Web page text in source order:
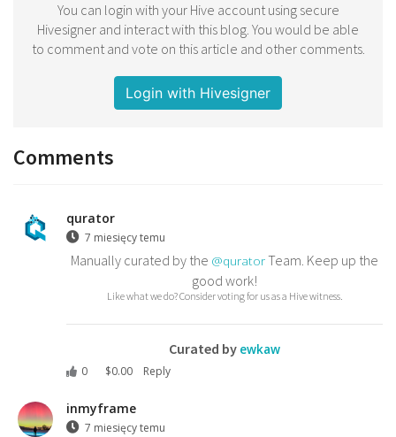
You can login with your Hive account using secure
Hivesigner and interact with this blog. You would be able
to comment and vote on this article and other comments.
Login with Hivesigner
Comments
qurator
7 miesięcy temu
Manually curated by the @quratorTeam. Keep up the
good work!
Like what we do? Consider voting for us as a Hive witness.
Curated by ewkaw
0 $0.00 Reply
inmyframe
7 miesięcy temu